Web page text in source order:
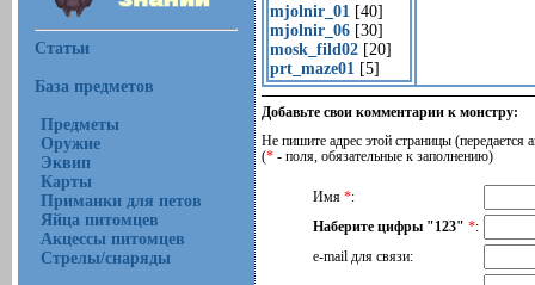
Статьи
База предметов
Предметы
Оружие
Эквип
Карты
Приманки для петов
Яйца питомцев
Акцессы питомцев
Стрелы/снаряды
mjolnir_01 [40]
mjolnir_06 [30]
mosk_fild02 [20]
prt_maze01 [5]
Добавьте свои комментарии к монстру:
Не пишите адрес этой страницы
(* - поля, обязательные к заполнению)
Имя*:
Наберите цифры "123" *:
e-mail для связи: